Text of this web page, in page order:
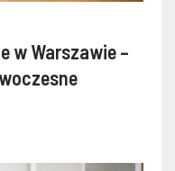
w Warszawie –